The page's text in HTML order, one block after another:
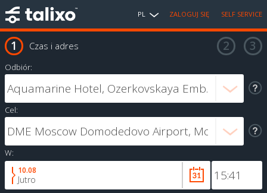
PL ZALOGUJ SIĘ SELF SERVICE
Czas i adres
Odbiór:
Cel:
W:
10.08
Jutro